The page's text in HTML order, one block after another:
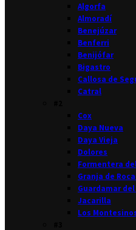
Algorfa
Almoradí
Benejúzar
Benferri
Benijófar
Bigastro
Callosa de
Catral
Cox
Daya Nueva
Daya Vieja
Dolores
Formentera
Granja de
Guardamar
Jacarilla
Los